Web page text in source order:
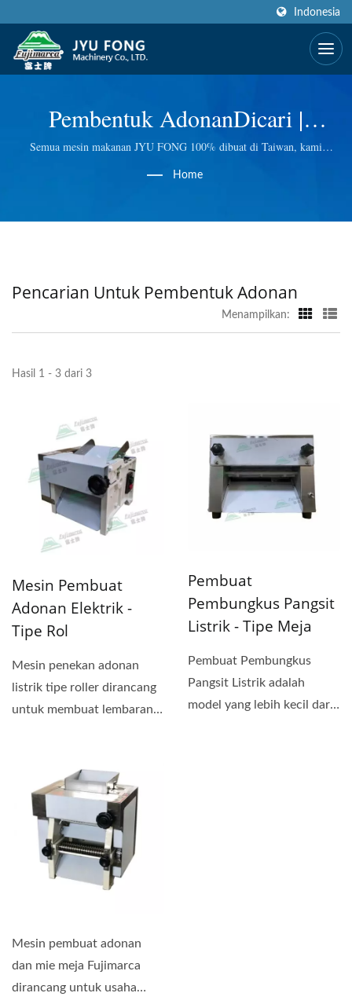
Indonesia
Pembentuk AdonanDicari |
Produsen Mesin Makanan Juicer
& Blender Selama Lebih Dari 50
Semua mesin makanan JYU FONG 100% dibuat di Taiwan, kami
kami memberikan Anda kualitas terbaik.
Home
Pencarian Untuk Pembentuk Adonan
Menampilkan:
Hasil 1 - 3 dari 3
Mesin Pembuat
Adonan Elektrik -
Tipe Rol
Mesin penekan adonan
listrik tipe roller dirancang
untuk membuat lembaran
Pembuat
Pembungkus Pangsit
Listrik - Tipe Meja
Pembuat Pembungkus
Pangsit Listrik adalah
model yang lebih kecil dari
Mesin pembuat adonan
dan mie meja Fujimarca
dirancang untuk usaha